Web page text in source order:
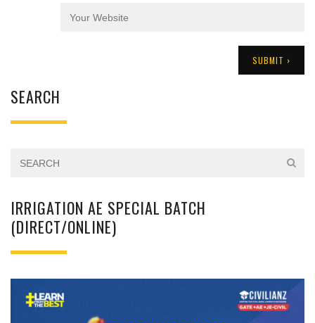
SEARCH
IRRIGATION AE SPECIAL BATCH
(DIRECT/ONLINE)